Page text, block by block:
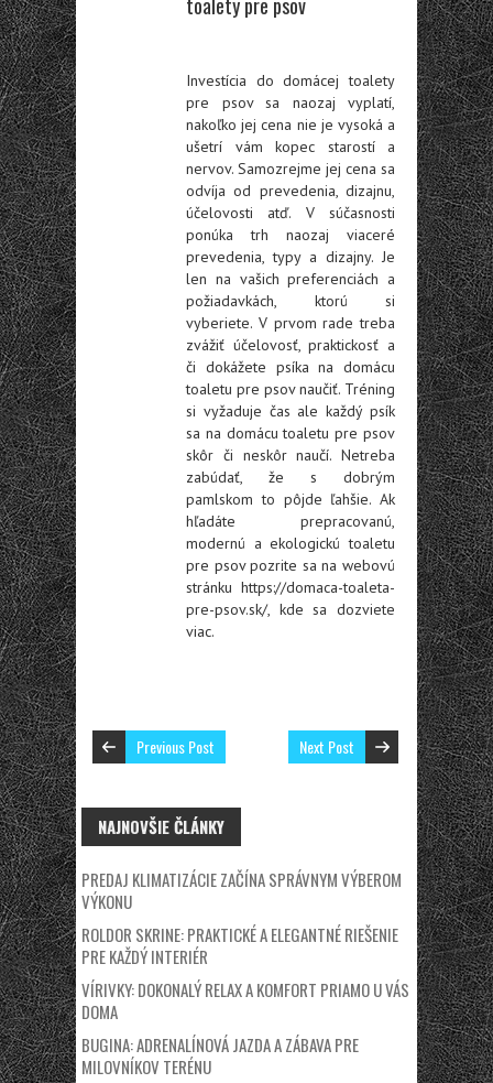
Investícia do domácej toalety
pre psov sa naozaj vyplatí,
nakoľko jej cena nie je vysoká a
ušetrí vám kopec starostí a
nervov. Samozrejme jej cena sa
odvíja od prevedenia, dizajnu,
účelovosti atď. V súčasnosti
ponúka trh naozaj viaceré
prevedenia, typy a dizajny. Je
len na vašich preferenciách a
požiadavkách, ktorú si
vyberiete. V prvom rade treba
zvážiť účelovosť, praktickosť a
či dokážete psíka na domácu
toaletu pre psov naučiť. Tréning
si vyžaduje čas ale každý psík
sa na domácu toaletu pre psov
skôr či neskôr naučí. Netreba
zabúdať, že s dobrým
pamlskom to pôjde ľahšie. Ak
hľadáte prepracovanú,
modernú a ekologickú toaletu
pre psov pozrite sa na webovú
stránku https://domaca-toaleta-
pre-psov.sk/, kde sa dozviete
viac.
Previous Post Next Post
NAJNOVŠIE ČLÁNKY
PREDAJ KLIMATIZÁCIE ZAČÍNA SPRÁVNYM VÝBEROM
VÝKONU
ROLDOR SKRINE: PRAKTICKÉ A ELEGANTNÉ RIEŠENIE
PRE KAŽDÝ INTERIÉR
VÍRIVKY: DOKONALÝ RELAX A KOMFORT PRIAMO U VÁS
DOMA
BUGINA: ADRENALÍNOVÁ JAZDA A ZÁBAVA PRE
MILOVNÍKOV TERÉNU